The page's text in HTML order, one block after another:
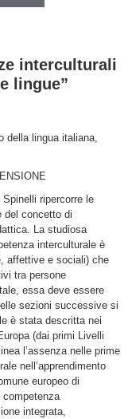
interculturali
lingue”
della lingua italiana,
ripercorre le
del concetto di
La studiosa
interculturale è
affettive e sociali) che
tra persone
essa deve essere
sezioni successive si
è stata descritta nei
(dai primi Livelli
l’assenza nelle prime
nell’apprendimento
europeo di
integrata,